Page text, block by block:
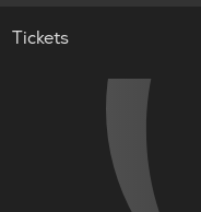
Tickets